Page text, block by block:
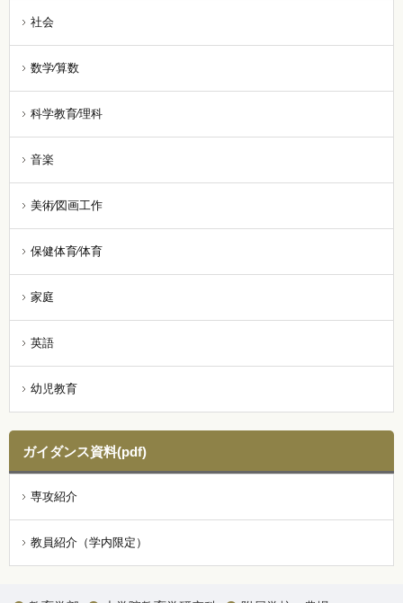
社会
数学⁄算数
科学教育⁄理科
音楽
美術⁄図画工作
保健体育⁄体育
家庭
英語
幼児教育
ガイダンス資料(pdf)
専攻紹介
教員紹介（学内限定）